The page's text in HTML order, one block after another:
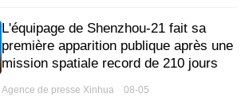
L'équipage de Shenzhou-21 fait sa
première apparition publique après une
mission spatiale record de 210 jours
Agence de presse Xinhua 08-05